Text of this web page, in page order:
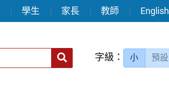
學生 家長 教師 English
送出 字級： 小 預設